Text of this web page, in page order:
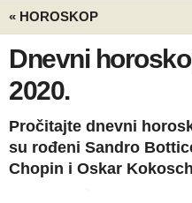
« HOROSKOP
Dnevni
2020.
Pročitajte dnevni
su rođeni Sandro
Chopin i Oskar